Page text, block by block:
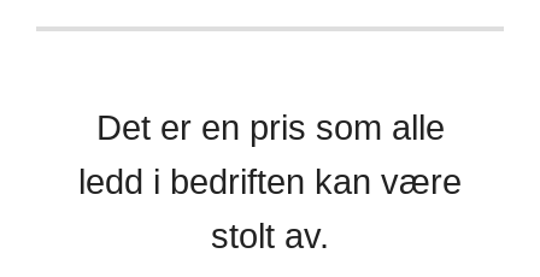
Det er en pris som alle
ledd i bedriften kan være
stolt av.